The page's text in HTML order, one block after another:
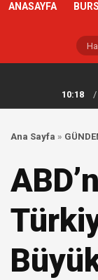
ANASAYFA
10:18
/
Ana Sayfa »